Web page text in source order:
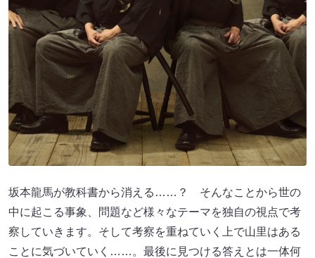
坂本龍馬が教科書から消える……？ そんなことから世の
中に起こる事象、問題など様々なテーマを独自の視点で考
察していきます。そして考察を重ねていく上で山里はある
ことに気づいていく……。最後に見つける答えとは一体何